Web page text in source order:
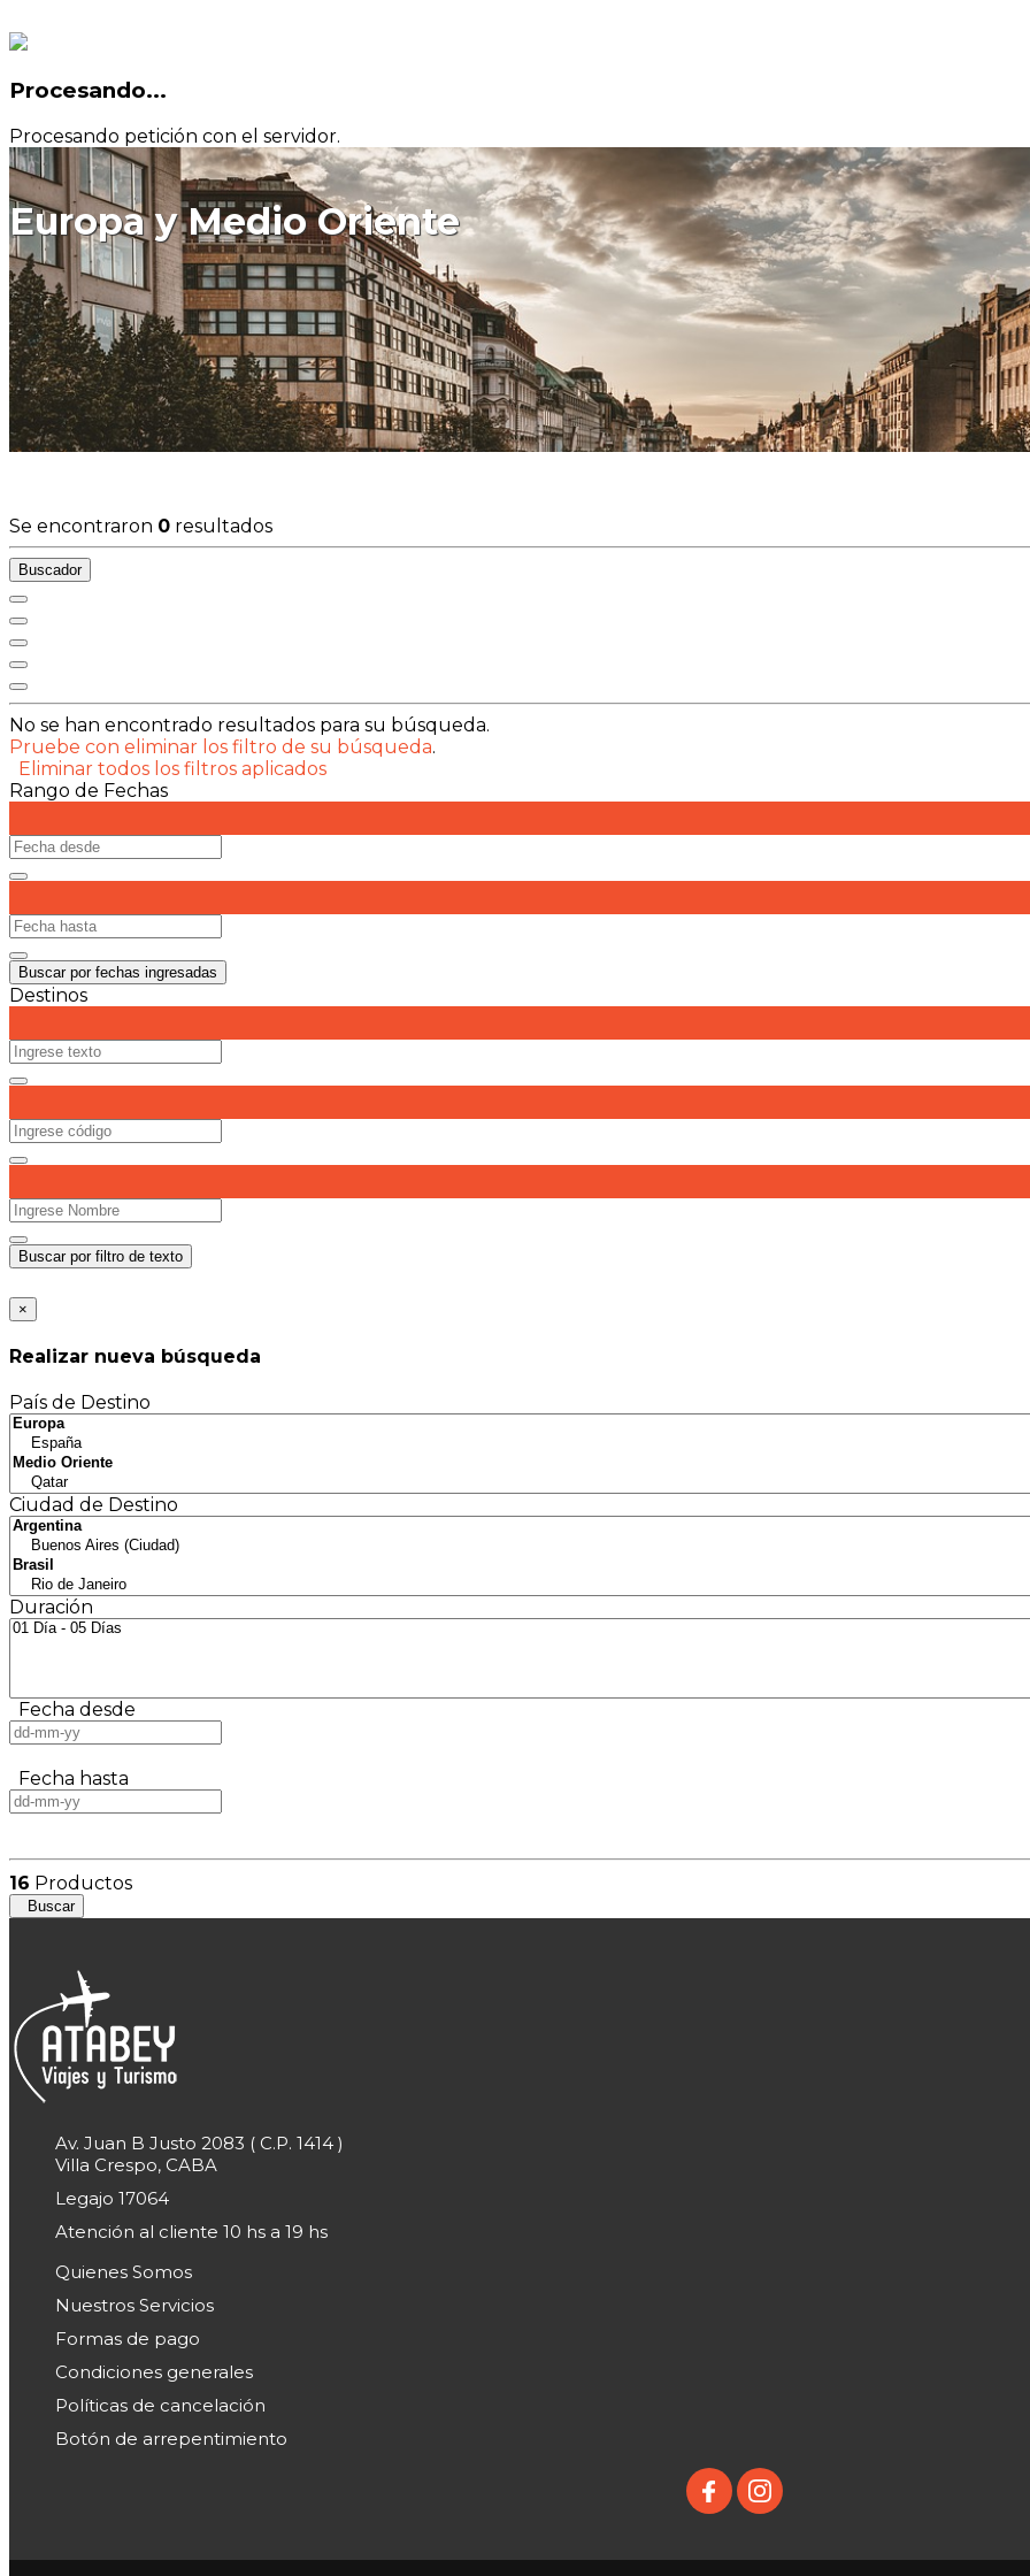
Procesando...
Procesando petición con el servidor.
Europa y Medio Oriente
Se encontraron 0 resultados
Buscador
No se han encontrado resultados para su búsqueda.
Pruebe con eliminar los filtro de su búsqueda.
Eliminar todos los filtros aplicados
Rango de Fechas
Buscar por fechas ingresadas
Destinos
Buscar por filtro de texto
×
Realizar nueva búsqueda
País de Destino
Ciudad de Destino
Duración
Fecha desde
Fecha hasta
16 Productos
Buscar
Av. Juan B Justo 2083 ( C.P. 1414 )
Villa Crespo, CABA
Legajo 17064
Atención al cliente 10 hs a 19 hs
Quienes Somos
Nuestros Servicios
Formas de pago
Condiciones generales
Políticas de cancelación
Botón de arrepentimiento